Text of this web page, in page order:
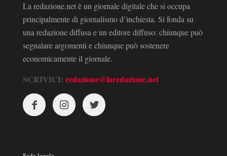
La redazione.net è un giornale digitale che si occupa
principalmente di giornalismo d’inchiesta. Si fonda su
una redazione diffusa e un editore diffuso: chiunque può
segnalare argomenti e chiunque può sostenere
economicamente il giornale.
SCRIVICI: redazione@laredazione.net